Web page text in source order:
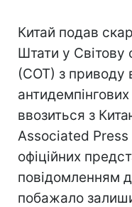
Китай подав
Штати у Світову
(СОТ) з
ввозиться з
Associated
офіційних
повідомленням
побажало